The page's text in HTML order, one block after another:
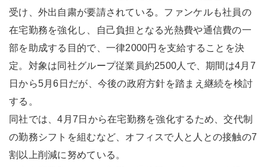
受け、外出自粛が要請されている。ファンケルも社員の
在宅勤務を強化し、自己負担となる光熱費や通信費の一
部を助成する目的で、一律2000円を支給することを決
定。対象は同社グループ従業員約2500人で、期間は4月7
日から5月6日だが、今後の政府方針を踏まえ継続を検討
する。
同社では、4月7日から在宅勤務を強化するため、交代制
の勤務シフトを組むなど、オフィスで人と人との接触の7
割以上削減に努めている。